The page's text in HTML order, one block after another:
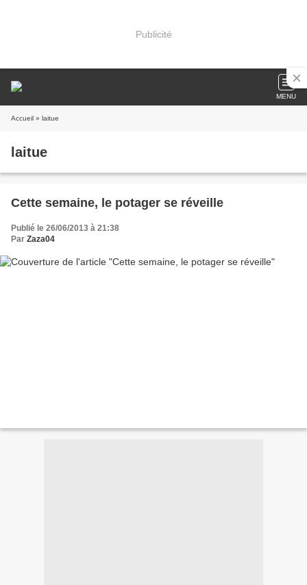
Publicité
MENU
Accueil » laitue
laitue
Cette semaine, le potager se réveille
Publié le 26/06/2013 à 21:38
Par Zaza04